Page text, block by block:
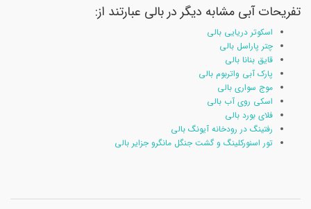
تفریحات آبی مشابه دیگر در بالی عبارتند از:
اسکوتر دریایی بالی
چتر پاراسل بالی
قایق بنانا بالی
پارک آبی واتربوم بالی
موج سواری بالی
اسکی روی آب بالی
فلای بورد بالی
رفتینگ در رودخانه آیونگ بالی
تور اسنورکلینگ و گشت جنگل مانگرو جزایر بالی